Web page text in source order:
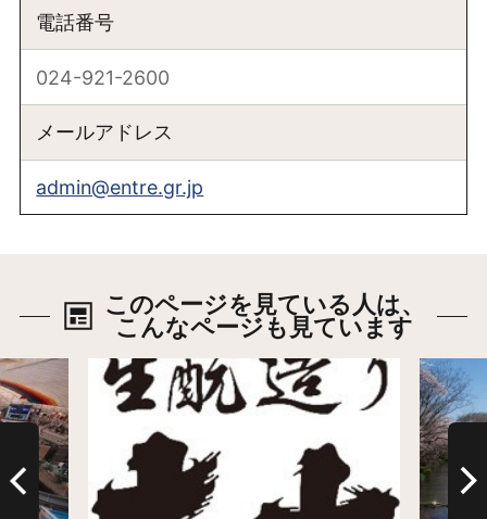
電話番号
024-921-2600
メールアドレス
admin@entre.gr.jp
このページを見ている人は、
こんなページも見ています
詳細はこちら 詳細は